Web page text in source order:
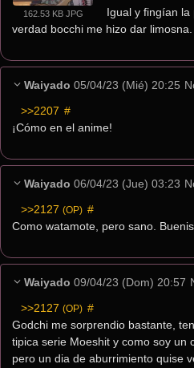
162.53 KB JPG
Igual y fingían la
verdad bocchi me hizo dar limosna.
Waiyado 05/04/23 (Mié) 20:25
>>2207 #
¡Cómo en el anime!
Waiyado 06/04/23 (Jue) 03:23
>>2127 (OP) #
Como watamote, pero sano.
Waiyado 09/04/23 (Dom) 20:57
>>2127 (OP) #
Godchi me sorprendio bastante,
tipica serie Moeshit y como soy un
pero un dia de aburrimiento quise